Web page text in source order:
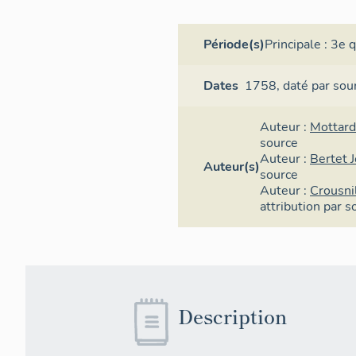
d'arêtes
Une
les
Élévation
a)-
La nef
- premier
plein-cintre
(B), à verre blanc et bordure jaune et
Période(s)Principale : 3e
Dates 1758, daté par
Auteur(s)
Auteur :
source
Auteur : Bertet
source
Auteur :
attribution par
Description